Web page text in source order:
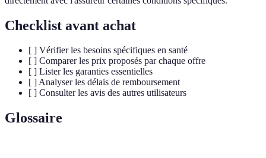
Checklist avant achat
[ ] Vérifier les besoins spécifiques en santé
[ ] Comparer les prix proposés par chaque offre
[ ] Lister les garanties essentielles
[ ] Analyser les délais de remboursement
[ ] Consulter les avis des autres utilisateurs
Glossaire